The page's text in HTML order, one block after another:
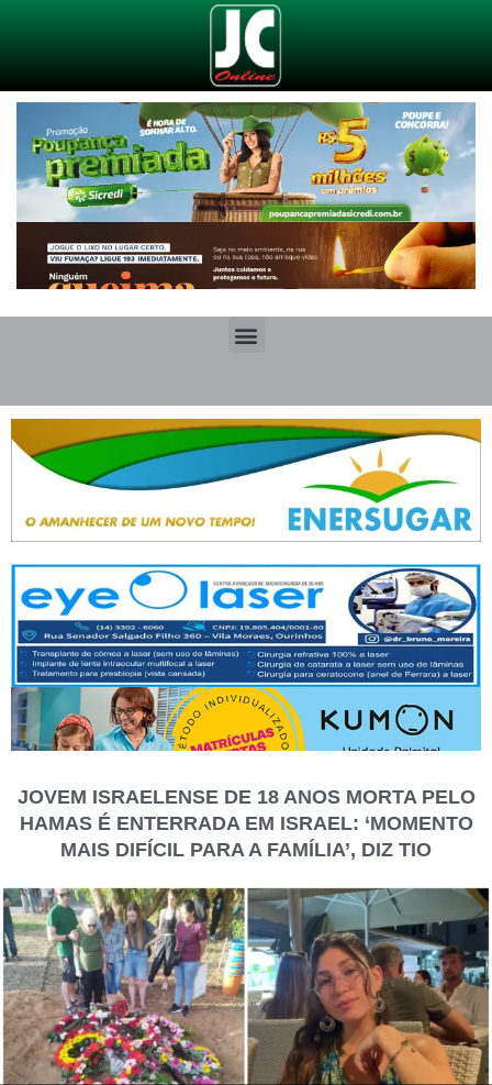
JOVEM ISRAELENSE DE 18 ANOS MORTA PELO
HAMAS É ENTERRADA EM ISRAEL: ‘MOMENTO
MAIS DIFÍCIL PARA A FAMÍLIA’, DIZ TIO